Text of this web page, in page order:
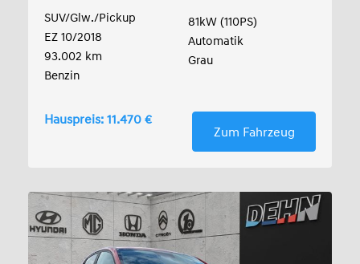
SUV/Glw./Pickup
EZ 10/2018
93.002 km
Benzin
81kW (110PS)
Automatik
Grau
Hauspreis: 11.470 €
Zum Fahrzeug